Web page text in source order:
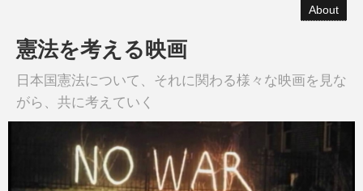
About
憲法を考える映画
日本国憲法について、それに関わる様々な映画を見な
がら、共に考えていく